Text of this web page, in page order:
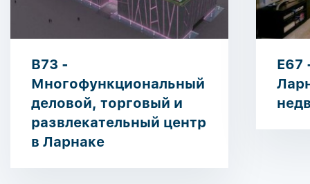
B73 -
Многофункциональный
деловой, торговый и
развлекательный центр
в Ларнаке
E67